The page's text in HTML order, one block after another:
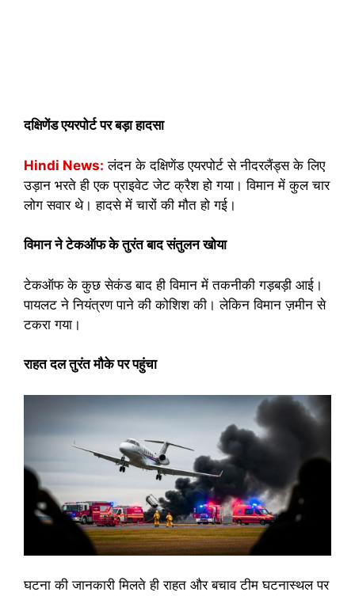
दक्षिणेंड एयरपोर्ट पर बड़ा हादसा
Hindi News: लंदन के दक्षिणेंड एयरपोर्ट से नीदरलैंड्स के लिए
उड़ान भरते ही एक प्राइवेट जेट क्रैश हो गया। विमान में कुल चार
लोग सवार थे। हादसे में चारों की मौत हो गई।
विमान ने टेकऑफ के तुरंत बाद संतुलन खोया
टेकऑफ के कुछ सेकंड बाद ही विमान में तकनीकी गड़बड़ी आई।
पायलट ने नियंत्रण पाने की कोशिश की। लेकिन विमान ज़मीन से
टकरा गया।
राहत दल तुरंत मौके पर पहुंचा
घटना की जानकारी मिलते ही राहत और बचाव टीम घटनास्थल पर